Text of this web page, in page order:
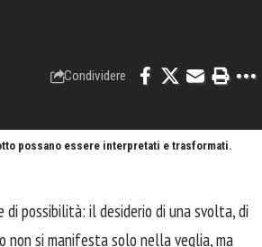
Condividere
possano essere interpretati e trasformati.
di possibilità: il desiderio di una svolta, di
non si manifesta solo nella veglia, ma